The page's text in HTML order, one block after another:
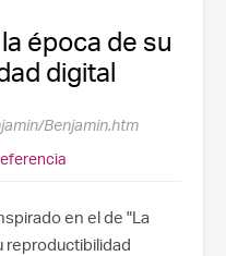
época de su
digital
Benjamin.htm
en el de "La
reproductibilidad